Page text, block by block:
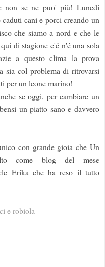
non se ne puo' più! Lunedi
cani e porci creando un
che siamo a nord e che le
di stagione c'é n'é una sola
a questo clima la prova
sia col problema di ritrovarsi
per un leone marino!
se oggi, per cambiare un
un piatto sano e davvero
con grande gioia che Un
come blog del mese
Erika che ha reso il tutto